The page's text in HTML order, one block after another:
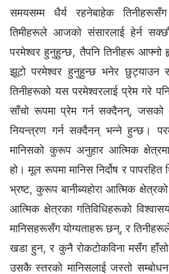
समयसम्‍म धैर्य रहनेबाहेक
तिमीहरूले आजको संसारलाई हेर्न
परमेश्‍वर हुनुहुन्छ, तैपनि तिनीहरू आफ्नो
झूटो परमेश्‍वर हुनुहुन्छ भनेर छुट्याउन
तिनीहरूको यस परमेश्‍वरलाई प्रेम गरे
साँचो रूपमा प्रेम गर्न सक्दैनन्,
नियन्त्रण गर्न सक्दैनन् भन्‍ने हुन्छ।
मानिसको कुरूप अनुहार आत्मिक
हो। मूल रूपमा मानिस निर्दोष र
भ्रष्ट, कुरूप बानीब्यहोरा आत्मिक
आत्मिक क्षेत्रका गतिविधिहरूको
मानिसहरूसँग योग्यताहरू छन्, र
खडा हुन, र कुनै रोकटोकविना मसँग
उसकै स्तरको मानिसलाई जस्तो